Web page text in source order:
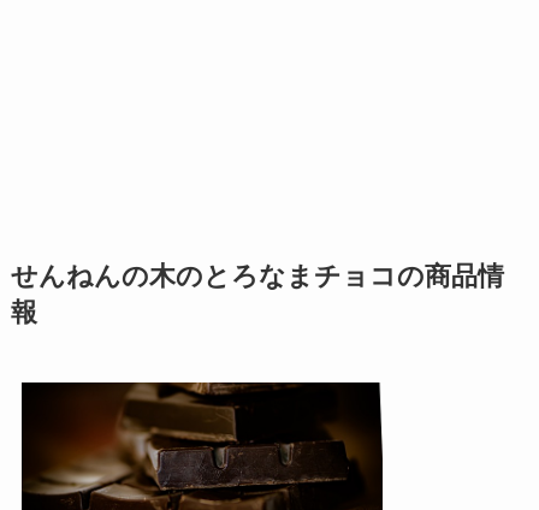
せんねんの木のとろなまチョコの商品情
報